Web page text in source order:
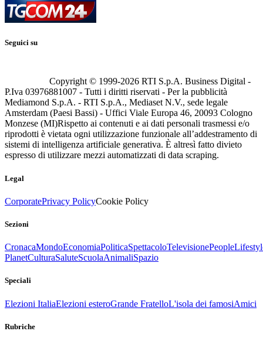
Seguici su
Copyright © 1999-2026 RTI S.p.A. Business Digital -
P.Iva 03976881007 - Tutti i diritti riservati - Per la pubblicità
Mediamond S.p.A. - RTI S.p.A., Mediaset N.V., sede legale
Amsterdam (Paesi Bassi) - Uffici Viale Europa 46, 20093 Cologno
Monzese (MI)Rispetto ai contenuti e ai dati personali trasmessi e/o
riprodotti è vietata ogni utilizzazione funzionale all’addestramento di
sistemi di intelligenza artificiale generativa. È altresì fatto divieto
espresso di utilizzare mezzi automatizzati di data scraping.
Legal
CorporatePrivacy PolicyCookie Policy
Sezioni
CronacaMondoEconomiaPoliticaSpettacoloTelevisionePeople
PlanetCulturaSaluteScuolaAnimaliSpazio
Speciali
Elezioni ItaliaElezioni esteroGrande FratelloL'isola dei famosiAmici
Rubriche